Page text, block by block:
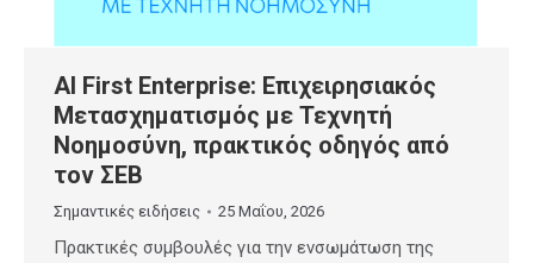
AI First Enterprise: Επιχειρησιακός
Μετασχηματισμός με Τεχνητή
Νοημοσύνη, πρακτικός οδηγός από
τον ΣΕΒ
Σημαντικές ειδήσεις 25 Μαΐου, 2026
Πρακτικές συμβουλές για την ενσωμάτωση της